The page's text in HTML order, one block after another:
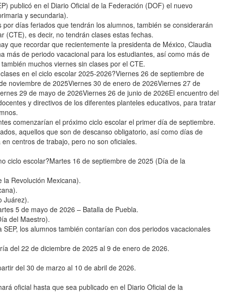
publicó en el Diario Oficial de la Federación (DOF) el nuevo
y secundaria).
días feriados que tendrán los alumnos, también se considerarán
(CTE), es decir, no tendrán clases estas fechas.
que recordar que recientemente la presidenta de México, Claudia
más de periodo vacacional para los estudiantes, así como más de
muchos viernes sin clases por el CTE.
en el ciclo escolar 2025-2026?Viernes 26 de septiembre de
noviembre de 2025Viernes 30 de enero de 2026Viernes 27 de
29 de mayo de 2026Viernes 26 de junio de 2026El encuentro del
y directivos de los diferentes planteles educativos, para tratar
comenzarían el próximo ciclo escolar el primer día de septiembre.
aquellos que son de descanso obligatorio, así como días de
centros de trabajo, pero no son oficiales.
ciclo escolar?Martes 16 de septiembre de 2025 (Día de la
Revolución Mexicana).
Juárez).
5 de mayo de 2026 – Batalla de Puebla.
del Maestro).
los alumnos también contarían con dos periodos vacacionales
del 22 de diciembre de 2025 al 9 de enero de 2026.
del 30 de marzo al 10 de abril de 2026.
oficial hasta que sea publicado en el Diario Oficial de la